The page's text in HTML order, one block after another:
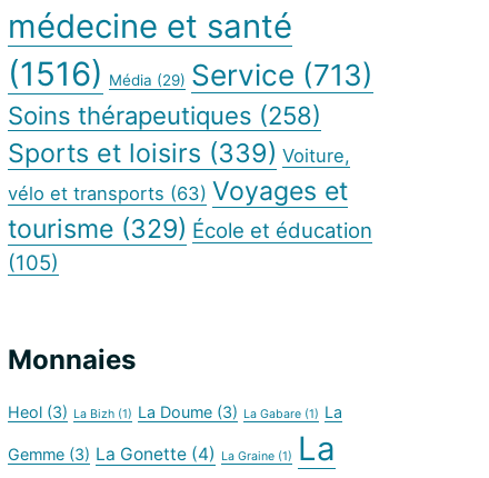
médecine et santé
(1516) Média (29) Service (713)
Soins thérapeutiques (258)
Sports et loisirs (339) Voiture,
vélo et transports (63) Voyages et
tourisme (329) École et éducation
(105)
Monnaies
Heol (3) La Bizh (1) La Doume (3) La Gabare (1) La
Gemme (3) La Gonette (4) La Graine (1)
La